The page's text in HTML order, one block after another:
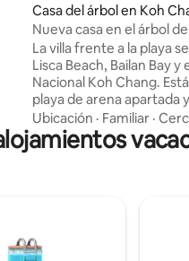
Casa del árbol en Koh
Nueva casa en el árbol
frente a la playa con
La villa frente a la playa
Lisca Beach, Bailan Bay y
Nacional Koh Chang.
playa de arena apartada
hermosas vistas de la
circundante. Este es nuestro alojamiento
personal y solo está
privacidad y de una
playa, a la vez que
5 minutos a pie de
Ubicación · Familiar ·